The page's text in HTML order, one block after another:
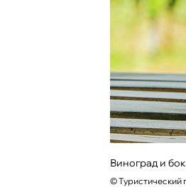
Виноград и
©Туристический